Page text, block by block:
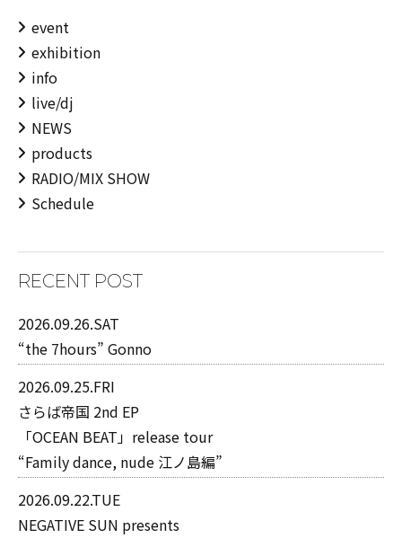
event
exhibition
info
live/dj
NEWS
products
RADIO/MIX SHOW
Schedule
RECENT POST
2026.09.26.SAT
“the 7hours” Gonno
2026.09.25.FRI
さらば帝国 2nd EP
「OCEAN BEAT」release tour
“Family dance, nude 江ノ島編”
2026.09.22.TUE
NEGATIVE SUN presents